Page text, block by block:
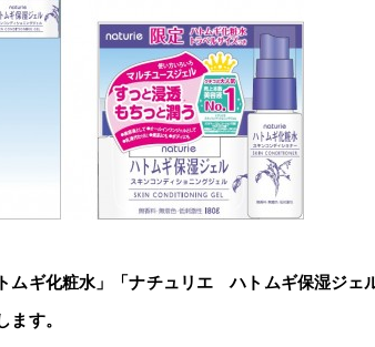
ムギ化粧水」「ナチュリエ ハトムギ保湿ジェ
ます。